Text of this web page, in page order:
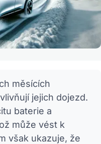
měsících
jejich dojezd.
baterie a
může vést k
však ukazuje, že